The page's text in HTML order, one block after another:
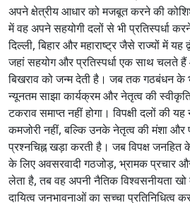
अपने क्षेत्रीय आधार को मजबूत करने की
में वह अपने सहयोगी दलों से भी प्रतिस्पर्धा
दिल्ली, बिहार और महाराष्ट्र जैसे राज्यों में यह
जहां सहयोग और प्रतिस्पर्धा एक साथ चलते
बिखराव को जन्म देती है। जब तक गठबंधन के
न्यूनतम साझा कार्यक्रम और नेतृत्व की
टकराव समाप्त नहीं होगा। विपक्षी दलों की
कमजोरी नहीं, बल्कि उनके नेतृत्व की मंशा और
प्रश्नचिह्न खड़ा करती है। जब विपक्ष जनहित के
के लिए अवसरवादी गठजोड़, भ्रामक प्रचार
लेता है, तब वह अपनी नैतिक विश्वसनीयता
दायित्व जनभावनाओं का सच्चा प्रतिनिधित्व